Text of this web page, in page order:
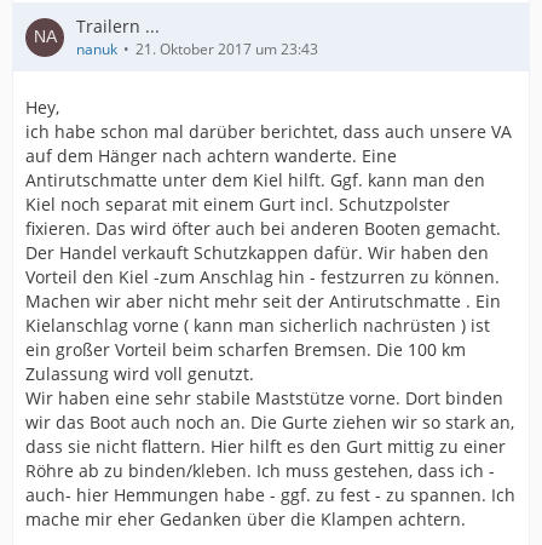
Trailern ...
nanuk 21. Oktober 2017 um 23:43
Hey,
ich habe schon mal darüber berichtet, dass auch unsere VA
auf dem Hänger nach achtern wanderte. Eine
Antirutschmatte unter dem Kiel hilft. Ggf. kann man den
Kiel noch separat mit einem Gurt incl. Schutzpolster
fixieren. Das wird öfter auch bei anderen Booten gemacht.
Der Handel verkauft Schutzkappen dafür. Wir haben den
Vorteil den Kiel -zum Anschlag hin - festzurren zu können.
Machen wir aber nicht mehr seit der Antirutschmatte . Ein
Kielanschlag vorne ( kann man sicherlich nachrüsten ) ist
ein großer Vorteil beim scharfen Bremsen. Die 100 km
Zulassung wird voll genutzt.
Wir haben eine sehr stabile Maststütze vorne. Dort binden
wir das Boot auch noch an. Die Gurte ziehen wir so stark an,
dass sie nicht flattern. Hier hilft es den Gurt mittig zu einer
Röhre ab zu binden/kleben. Ich muss gestehen, dass ich -
auch- hier Hemmungen habe - ggf. zu fest - zu spannen. Ich
mache mir eher Gedanken über die Klampen achtern.